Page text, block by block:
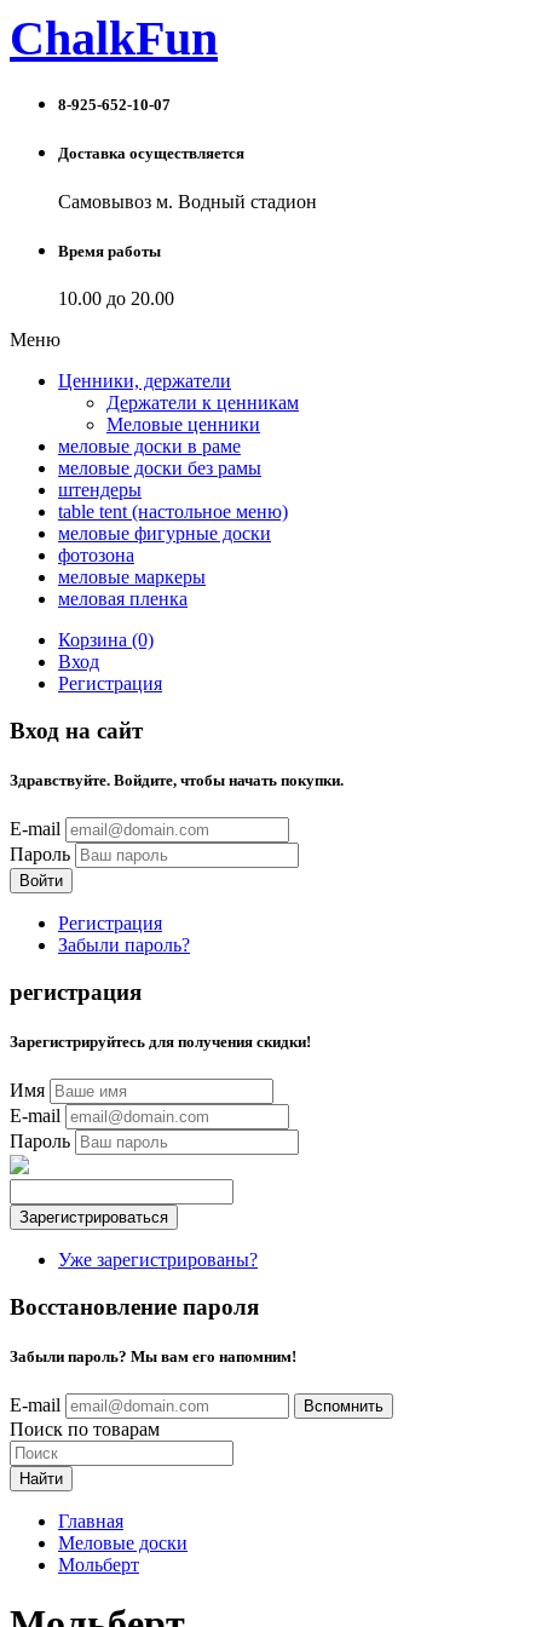
ChalkFun
8-925-652-10-07
Доставка осуществляется
Самовывоз м. Водный стадион
Время работы
10.00 до 20.00
Меню
Ценники, держатели
Держатели к ценникам
Меловые ценники
меловые доски в раме
меловые доски без рамы
штендеры
table tent (настольное меню)
меловые фигурные доски
фотозона
меловые маркеры
меловая пленка
Корзина (0)
Вход
Регистрация
Вход на сайт
Здравствуйте. Войдите, чтобы начать покупки.
E-mail
Пароль
Регистрация
Забыли пароль?
регистрация
Зарегистрируйтесь для получения скидки!
Имя
E-mail
Пароль
Уже зарегистрированы?
Восстановление пароля
Забыли пароль? Мы вам его напомним!
E-mail
Поиск по товарам
Найти
Главная
Меловые доски
Мольберт